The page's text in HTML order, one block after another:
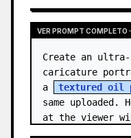
VER PROMPT COMPLETO
Create an ultra-
caricature
a
textured oil
same
at the viewer